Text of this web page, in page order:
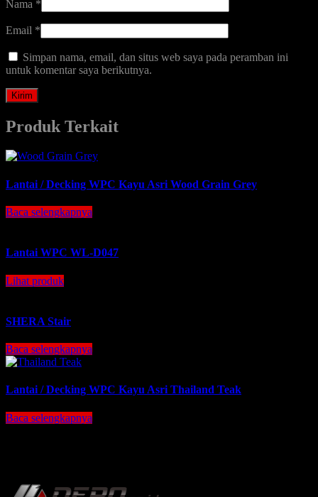
Nama *
Email *
Simpan nama, email, dan situs web saya pada peramban ini
untuk komentar saya berikutnya.
Produk Terkait
Lantai / Decking WPC Kayu Asri Wood Grain Grey
Baca selengkapnya
Lantai WPC WL-D047
Lihat produk
SHERA Stair
Baca selengkapnya
Lantai / Decking WPC Kayu Asri Thailand Teak
Baca selengkapnya